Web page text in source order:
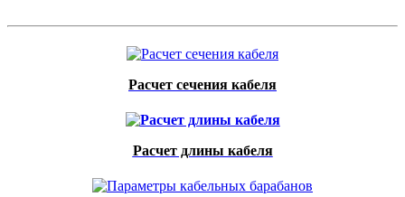
Расчет сечения кабеля
Расчет длины кабеля